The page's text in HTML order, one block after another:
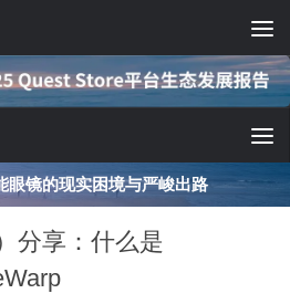
眼镜的现实困境与严峻出路
分享：什么是